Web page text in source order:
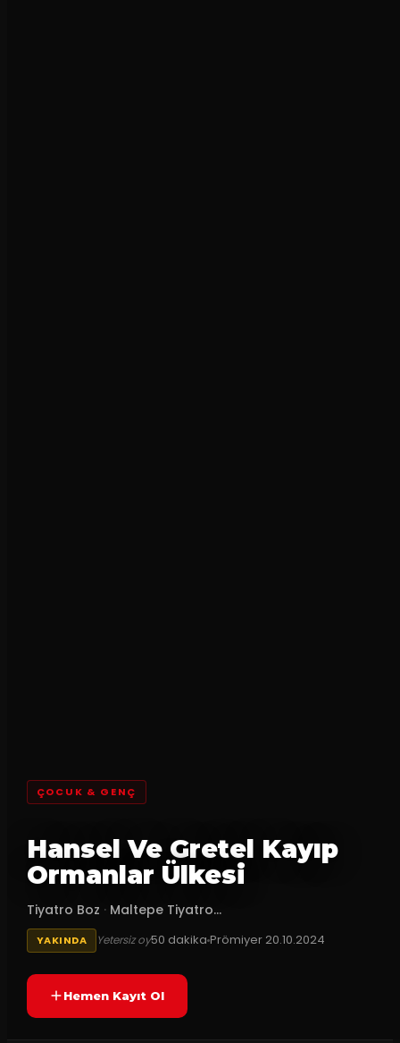
ÇOCUK & GENÇ
Hansel Ve Gretel Kayıp
Ormanlar Ülkesi
Tiyatro Boz · Maltepe Tiyatro...
YAKINDA Yetersiz oy50 dakikaPrömiyer 20.10.2024
Hemen Kayıt Ol